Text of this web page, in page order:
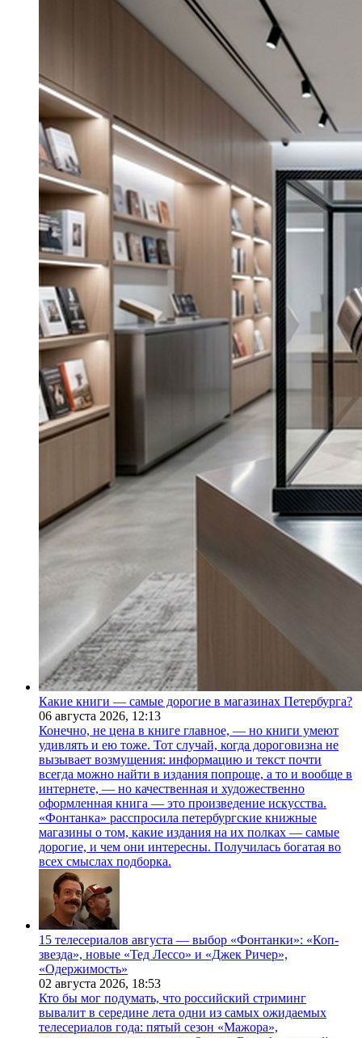
Какие книги — самые дорогие в магазинах Петербурга?
06 августа 2026, 12:13
Конечно, не цена в книге главное, — но книги умеют
удивлять и ею тоже. Тот случай, когда дороговизна не
вызывает возмущения: информацию и текст почти
всегда можно найти в издания попроще, а то и вообще в
интернете, — но качественная и художественно
оформленная книга — это произведение искусства.
«Фонтанка» расспросила петербургские книжные
магазины о том, какие издания на их полках — самые
дорогие, и чем они интересны. Получилась богатая во
всех смыслах подборка.
15 телесериалов августа — выбор «Фонтанки»: «Коп-
звезда», новые «Тед Лессо» и «Джек Ричер»,
«Одержимость»
02 августа 2026, 18:53
Кто бы мог подумать, что российский стриминг
вывалит в середине лета одни из самых ожидаемых
телесериалов года: пятый сезон «Мажора»,